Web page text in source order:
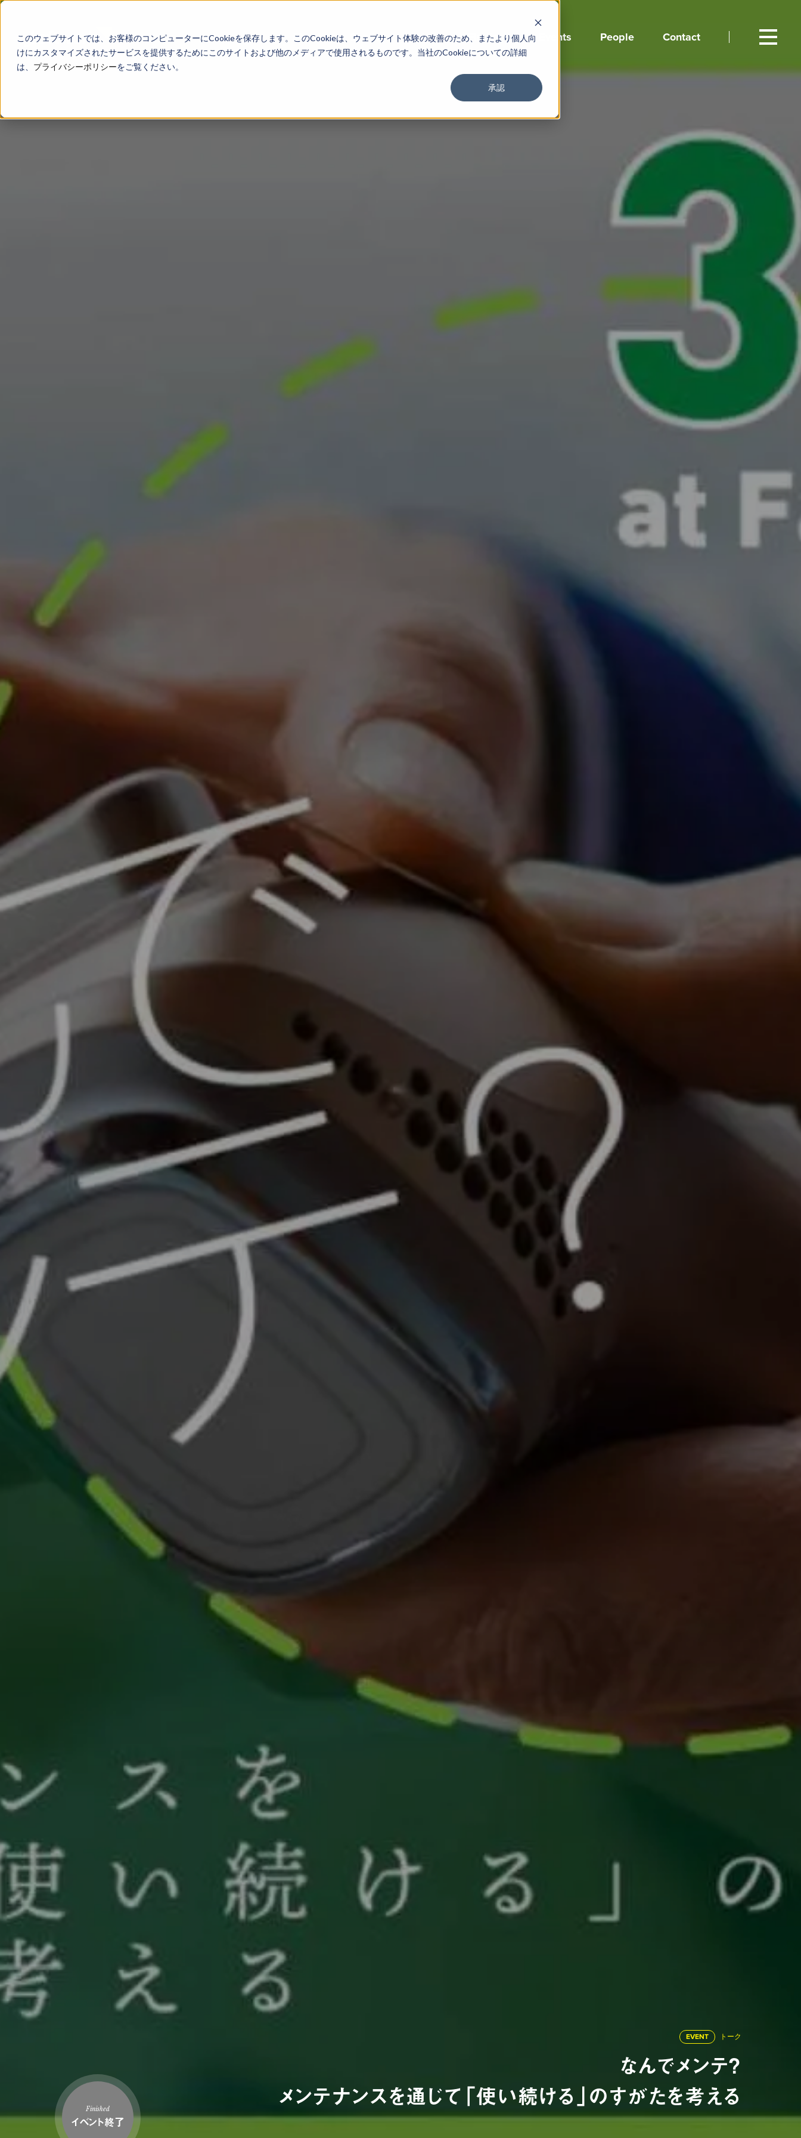
このウェブサイトでは、お客様のコンピューターにCookieを保存します。このCookieは、ウェブサイト体験の改善のため、またより個人向
けにカスタマイズされたサービスを提供するためにこのサイトおよび他のメディアで使用されるものです。当社のCookieについての詳細
は、 プライバシーポリシーをご覧ください。
承認
About Service Work Findings Events People Contact
EVENT トーク
なんでメンテ？
メンテナンスを通じて「使い続ける」のすがたを考える
Finished
イベント終了